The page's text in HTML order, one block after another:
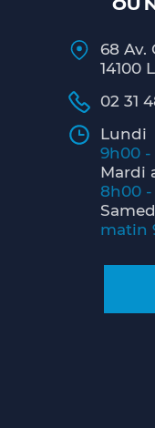
OÙ
68 Av.
14100
02 31
Lundi
9h00 -
Mardi
8h00 -
matin